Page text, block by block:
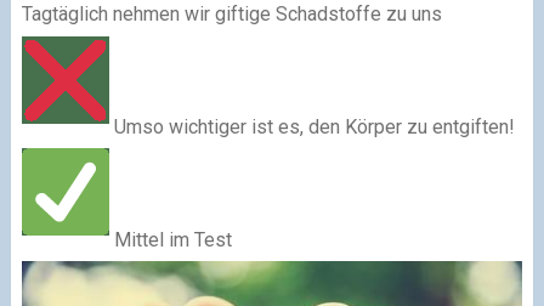
Tagtäglich nehmen wir giftige Schadstoffe zu uns
Umso wichtiger ist es, den Körper zu entgiften!
Mittel im Test